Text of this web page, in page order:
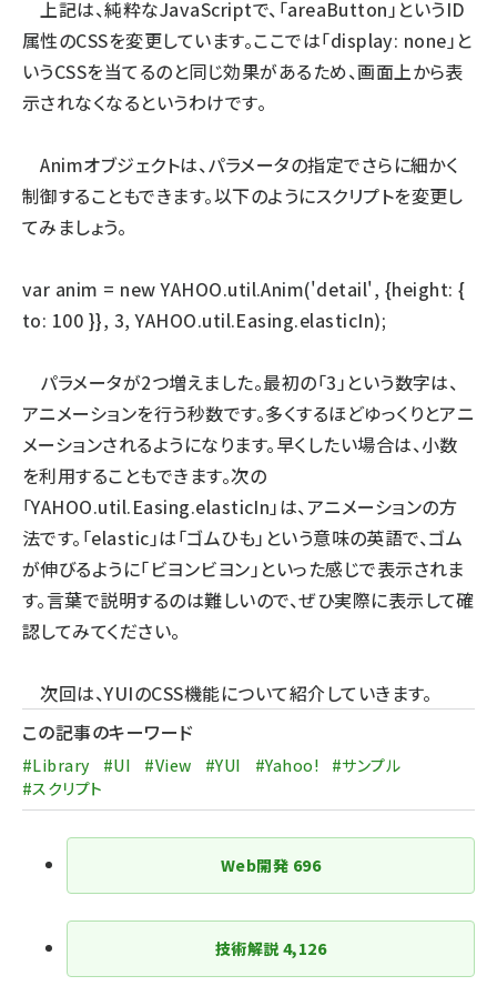
上記は、純粋なJavaScriptで、「areaButton」というID
属性のCSSを変更しています。ここでは「display: none」と
いうCSSを当てるのと同じ効果があるため、画面上から表
示されなくなるというわけです。
Animオブジェクトは、パラメータの指定でさらに細かく
制御することもできます。以下のようにスクリプトを変更し
てみましょう。
var anim = new YAHOO.util.Anim('detail', {height: {
to: 100 }}, 3, YAHOO.util.Easing.elasticIn);
パラメータが2つ増えました。最初の「3」という数字は、
アニメーションを行う秒数です。多くするほどゆっくりとアニ
メーションされるようになります。早くしたい場合は、小数
を利用することもできます。次の
「YAHOO.util.Easing.elasticIn」は、アニメーションの方
法です。「elastic」は「ゴムひも」という意味の英語で、ゴム
が伸びるように「ビヨンビヨン」といった感じで表示されま
す。言葉で説明するのは難しいので、ぜひ実際に表示して確
認してみてください。
次回は、YUIのCSS機能について紹介していきます。
この記事のキーワード
#Library #UI #View #YUI #Yahoo!
#サンプル
#スクリプト
Web開発 696
技術解説 4,126